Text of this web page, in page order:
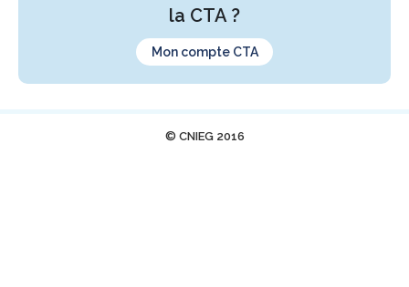
la CTA ?
Mon compte CTA
© CNIEG 2016